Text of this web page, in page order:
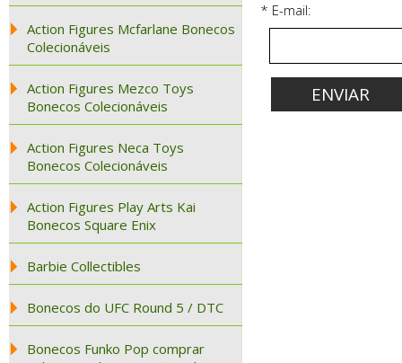
Action Figures Mcfarlane Bonecos
Colecionáveis
Action Figures Mezco Toys
Bonecos Colecionáveis
Action Figures Neca Toys
Bonecos Colecionáveis
Action Figures Play Arts Kai
Bonecos Square Enix
Barbie Collectibles
Bonecos do UFC Round 5 / DTC
Bonecos Funko Pop comprar
* E-mail: